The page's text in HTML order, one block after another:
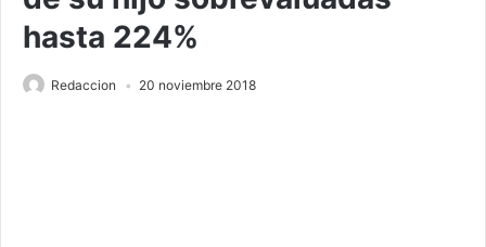
hasta 224%
Redaccion 20 noviembre 2018